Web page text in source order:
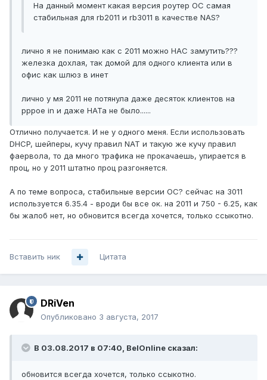
На данный момент какая версия роутер ОС самая
стабильная для rb2011 и rb3011 в качестве NAS?
лично я не понимаю как с 2011 можно НАС замутить???
железка дохлая, так домой для одного клиента или в
офис как шлюз в инет
лично у мя 2011 не потянула даже десяток клиентов на
рррое in и даже НАТа не было......
Отлично получается. И не у одного меня. Если использовать
DHCP, шейперы, кучу правил NAT и такую же кучу правил
фаервола, то да много трафика не прокачаешь, упирается в
проц, но у 2011 штатно проц разгоняется.
А по теме вопроса, стабильные версии ОС? сейчас на 3011
используется 6.35.4 - вроди бы все ок. на 2011 и 750 - 6.25, как
бы жалоб нет, но обновится всегда хочется, только ссыкотно.
Вставить ник Цитата
DRiVen
Опубликовано 3 августа, 2017
В 03.08.2017 в 07:40, BelOnline сказал:
обновится всегда хочется, только ссыкотно.